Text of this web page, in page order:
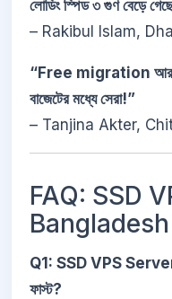
লোডিং স্পিড ৩ গুণ বেড়ে
– Rakibul Islam,
“Free migration
বাজেটের মধ্যে সেরা!”
– Tanjina Akter,
FAQ: SSD
Bangladesh
Q1: SSD VPS
ফাস্ট?